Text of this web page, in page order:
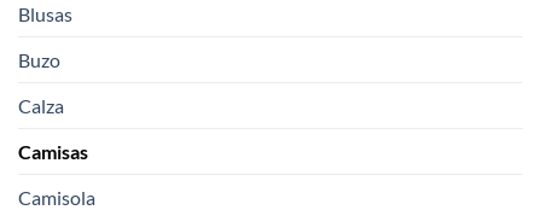
Blusas
Buzo
Calza
Camisas
Camisola